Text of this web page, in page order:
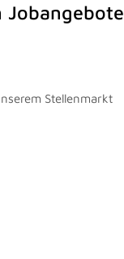
Jobangebote
Stellenmarkt